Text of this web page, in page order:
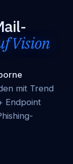
Vision
mit Trend
Endpoint